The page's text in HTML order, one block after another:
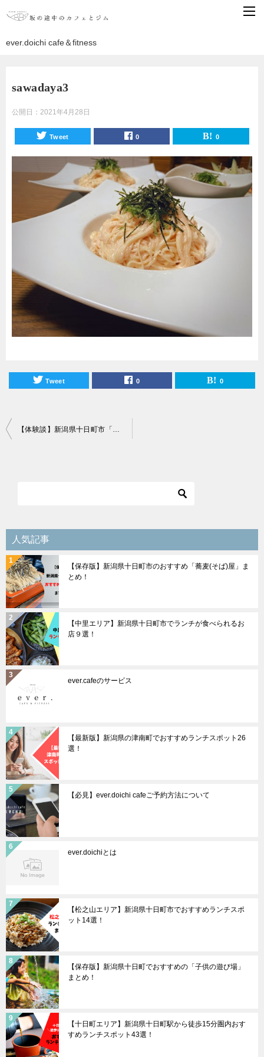
ever.doichi cafe＆fitness
sawadaya3
公開日： 2021年4月28日
Tweet 0 0
Tweet 0 0
投
シ
ョ
ン
人気記事
【保存版】新潟県十日町市のおすすめ「蕎麦(そば)屋」ま
とめ！
【中里エリア】新潟県十日町市でランチが食べられるお
店９選！
ever.cafeのサービス
【最新版】新潟県の津南町でおすすめランチスポット26
選！
【必見】ever.doichi cafeご予約方法について
ever.doichiとは
【松之山エリア】新潟県十日町市でおすすめランチスポ
ット14選！
【保存版】新潟県十日町でおすすめの「子供の遊び場」
まとめ！
【十日町エリア】新潟県十日町駅から徒歩15分圏内おす
すめランチスポット43選！